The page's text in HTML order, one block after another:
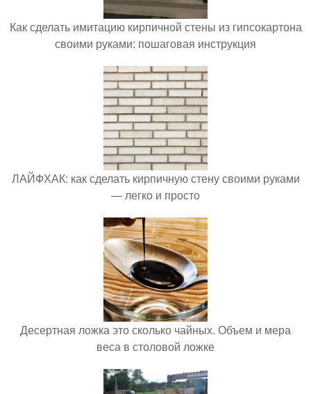
Как сделать имитацию кирпичной стены из гипсокартона
своими руками: пошаговая инструкция
ЛАЙФХАК: как сделать кирпичную стену своими руками
— легко и просто
Десертная ложка это сколько чайных. Объем и мера
веса в столовой ложке